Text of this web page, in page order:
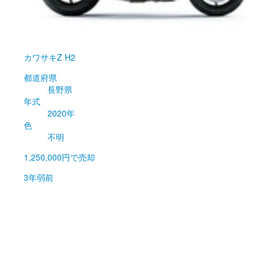
カワサキZ H2
都道府県
長野県
年式
2020年
色
不明
1,250,000円で売却
3年弱前